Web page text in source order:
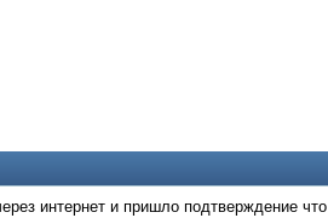
интернет и пришло подтверждение что